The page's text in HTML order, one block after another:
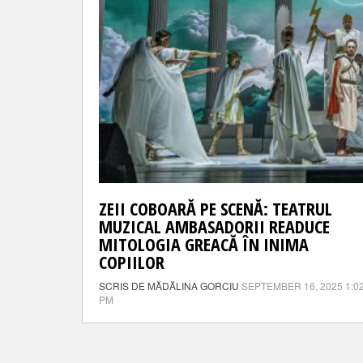
ZEII COBOARĂ PE SCENĂ: TEATRUL
MUZICAL AMBASADORII READUCE
MITOLOGIA GREACĂ ÎN INIMA
COPIILOR
SCRIS DE MĂDĂLINA GORCIU SEPTEMBER 16, 2025
PM